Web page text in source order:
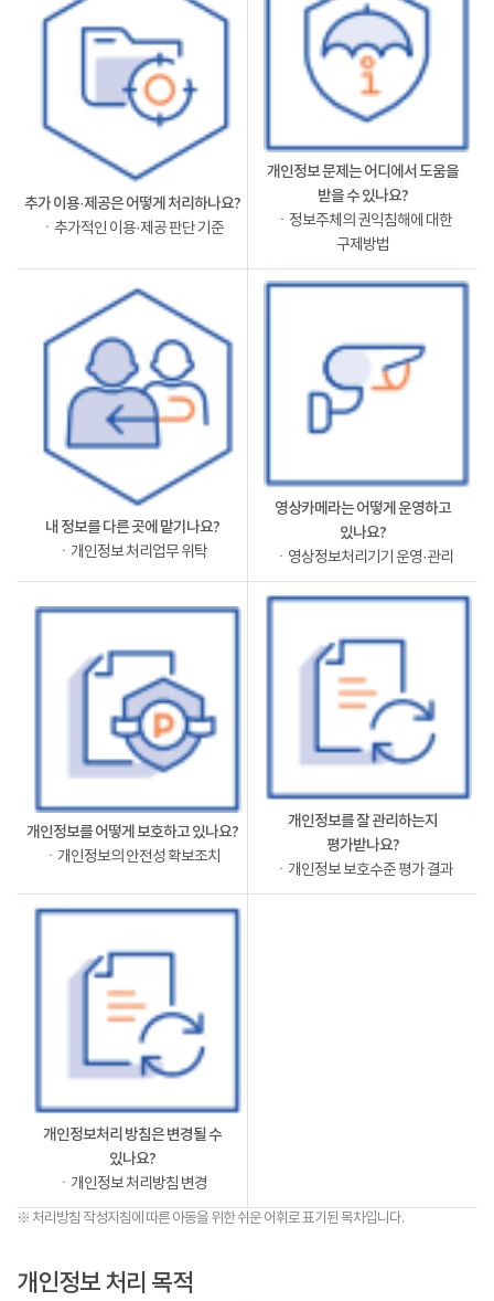
추가 이용·제공은 어떻게 처리하나요?
ㆍ추가적인 이용·제공 판단 기준
개인정보 문제는 어디에서 도움을
받을 수 있나요?
ㆍ정보주체의 권익침해에 대한
구제방법
내 정보를 다른 곳에 맡기나요?
ㆍ개인정보 처리업무 위탁
영상카메라는 어떻게 운영하고
있나요?
ㆍ영상정보처리기기 운영·관리
개인정보를 어떻게 보호하고 있나요?
ㆍ개인정보의 안전성 확보조치
개인정보를 잘 관리하는지
평가받나요?
ㆍ개인정보 보호수준 평가 결과
개인정보처리 방침은 변경될 수
있나요?
ㆍ개인정보 처리방침 변경
※ 처리방침 작성지침에 따른 아동을 위한 쉬운 어휘로 표기된 목차입니다.
개인정보 처리 목적